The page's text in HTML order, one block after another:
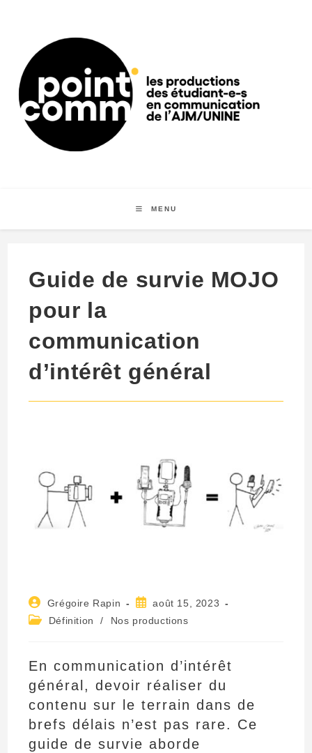
content
MENU
Guide de survie MOJO
pour la
communication
d’intérêt général
Auteur/autrice
de
la
Grégoire Rapin
Publication
publiée :
août 15, 2023
Post Définition / Nos productions
En communication d’intérêt
général, devoir réaliser du
contenu sur le terrain dans de
brefs délais n’est pas rare. Ce
guide de survie aborde